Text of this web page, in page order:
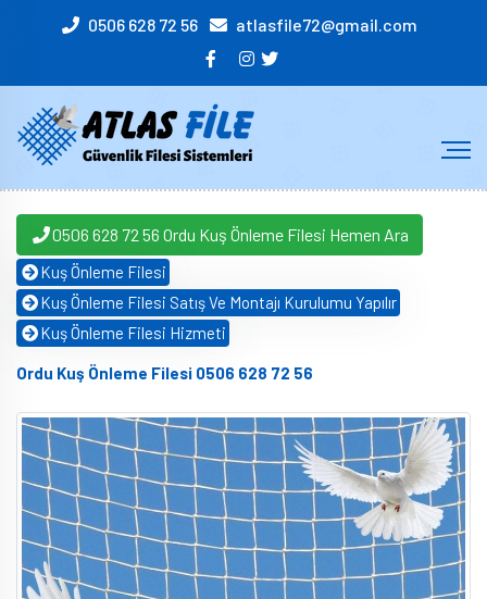
0506 628 72 56 atlasfile72@gmail.com
0506 628 72 56 Ordu Kuş Önleme Filesi Hemen Ara
Kuş Önleme Filesi
Kuş Önleme Filesi Satış Ve Montajı Kurulumu Yapılır
Kuş Önleme Filesi Hizmeti
Ordu Kuş Önleme Filesi 0506 628 72 56